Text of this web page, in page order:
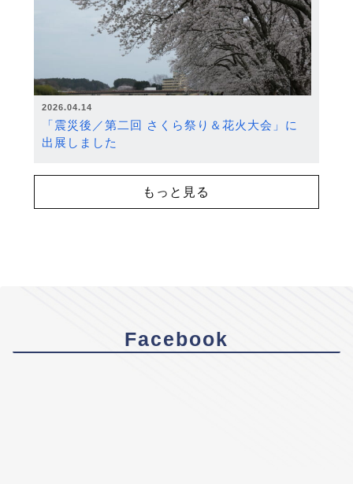
2026.04.14
「震災後／第二回 さくら祭り＆花火大会」に
出展しました
もっと見る
Facebook